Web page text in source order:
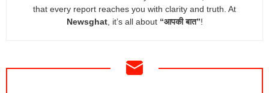
that every report reaches you with clarity and truth. At
Newsghat, it’s all about “आपकी बात”!